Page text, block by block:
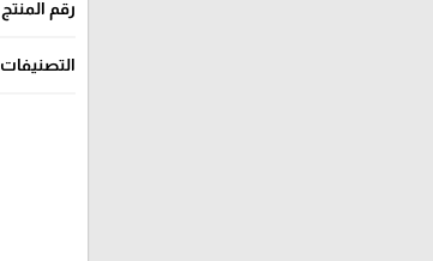
رقم المنتج
التصنيفات